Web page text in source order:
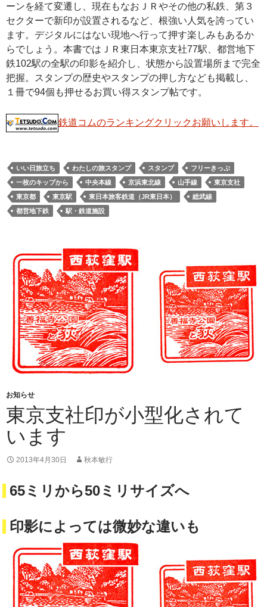
ーンを経て変遷し、現在もなおＪＲやその他の私鉄、第３
セクターで新印が設置されるなど、根強い人気を誇ってい
ます。デジタルにはない現地へ行って押す楽しみもあるか
らでしょう。本書ではＪＲ東日本東京支社77駅、都営地下
鉄102駅の全駅の印影を紹介し、状態から設置場所まで完全
把握。スタンプの歴史やスタンプの押し方なども掲載し、
１冊で94個も押せるお買い得スタンプ帖です。
鉄道コムのランキングクリックお願いします。
いい日旅立ち わたしの旅スタンプ スタンプ
フリーきっぷ
一枚のキップから
中央本線 京浜東北線 山手線
東京支社
東京都
東京駅 東日本旅客鉄道（JR東日本）
総武線
都営地下鉄
駅・鉄道施設
お知らせ
東京支社印が小型化されて
います
2013年4月30日 秋本敏行
65ミリから50ミリサイズへ
印影によっては微妙な違いも